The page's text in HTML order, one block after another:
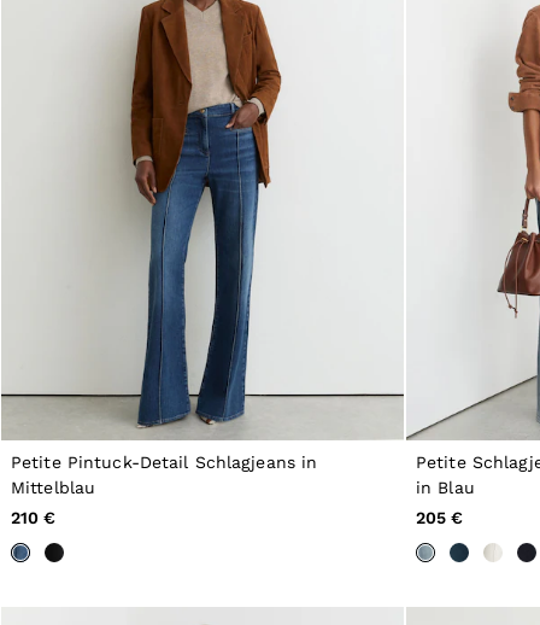
Shirts
T-Shirts
Polo Shirts
Trousers
Shorts
Swimwear
Suits
Tailoring
Blazers
Knitwear & Jumpers
Jackets & Coats
Leather & Suede Jackets
Jeans
Sweats, Hoodies & Joggers
Overshirts
All Clothing
Trainers
Loafers
Formal Shoes
All Shoes
Belts
Linen Collection
Petite Pintuck-Detail Schlagjeans in
Mittelblau
210 €
Petite
in Blau
205 €